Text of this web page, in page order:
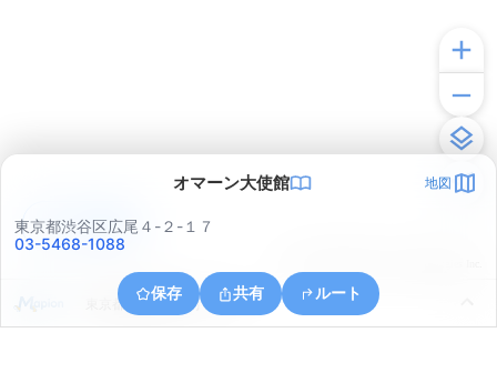
オマーン大使館 地図
東京都渋谷区広尾４-２-１７
03-5468-1088
保存 共有 ルート
東京都港区高輪１丁目１７
アプリで見る